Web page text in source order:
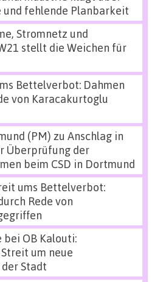
und fehlende Planbarkeit
Stromnetz und
stellt die Weichen für
Bettelverbot: Dahmen
von Karacakurtoglu
(PM) zu Anschlag in
Überprüfung der
beim CSD in Dortmund
ums Bettelverbot:
Rede von
bei OB Kalouti:
um neue
Stadt